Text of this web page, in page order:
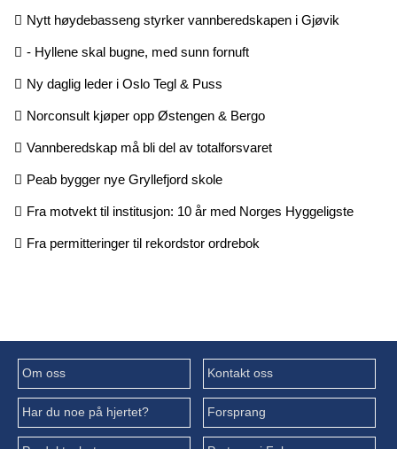
Nytt høydebasseng styrker vannberedskapen i Gjøvik
- Hyllene skal bugne, med sunn fornuft
Ny daglig leder i Oslo Tegl & Puss
Norconsult kjøper opp Østengen & Bergo
Vannberedskap må bli del av totalforsvaret
Peab bygger nye Gryllefjord skole
Fra motvekt til institusjon: 10 år med Norges Hyggeligste
Fra permitteringer til rekordstor ordrebok
Om oss Kontakt oss
Har du noe på hjertet? Forsprang